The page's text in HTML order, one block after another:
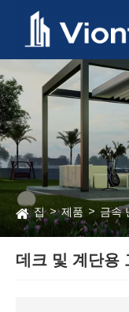
집 제품 금속
데크 및 계단용